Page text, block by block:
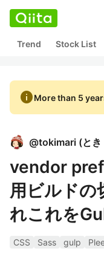
Trend Stock List
infoMore than 5
@tokimari (とき
vendor
用ビルドの
れこれを
CSS Sass gulp